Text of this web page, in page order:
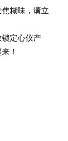
糊味，请立
定心仪产
！